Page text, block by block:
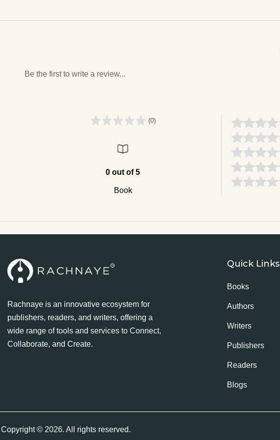
Be the first to write a review...
(0)
0 out of 5
Book
Rachnaye is an innovative ecosystem for
publishers, readers, and writers, offering a
wide range of tools and services to Connect,
Collaborate, and Create.
Quick Links
Books
Authors
Writers
Publishers
Readers
Blogs
Copyright © 2026. All rights reserved.